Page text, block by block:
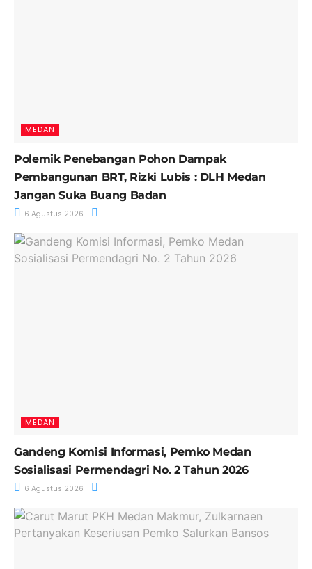
MEDAN
Polemik Penebangan Pohon Dampak
Pembangunan BRT, Rizki Lubis : DLH Medan
Jangan Suka Buang Badan
6 Agustus 2026
MEDAN
Gandeng Komisi Informasi, Pemko Medan
Sosialisasi Permendagri No. 2 Tahun 2026
6 Agustus 2026